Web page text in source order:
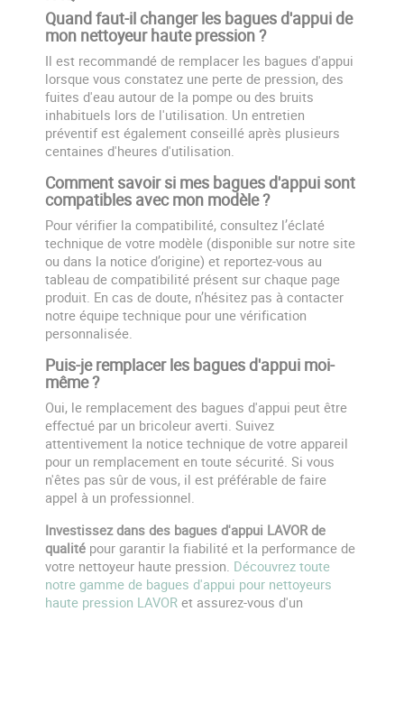
Quand faut-il changer les bagues d'appui de
mon nettoyeur haute pression ?
Il est recommandé de remplacer les bagues d'appui
lorsque vous constatez une perte de pression, des
fuites d'eau autour de la pompe ou des bruits
inhabituels lors de l'utilisation. Un entretien
préventif est également conseillé après plusieurs
centaines d'heures d'utilisation.
Comment savoir si mes bagues d'appui sont
compatibles avec mon modèle ?
Pour vérifier la compatibilité, consultez l’éclaté
technique de votre modèle (disponible sur notre site
ou dans la notice d’origine) et reportez-vous au
tableau de compatibilité présent sur chaque page
produit. En cas de doute, n’hésitez pas à contacter
notre équipe technique pour une vérification
personnalisée.
Puis-je remplacer les bagues d'appui moi-
même ?
Oui, le remplacement des bagues d'appui peut être
effectué par un bricoleur averti. Suivez
attentivement la notice technique de votre appareil
pour un remplacement en toute sécurité. Si vous
n'êtes pas sûr de vous, il est préférable de faire
appel à un professionnel.
Investissez dans des bagues d'appui LAVOR de
qualité pour garantir la fiabilité et la performance de
votre nettoyeur haute pression. Découvrez toute
notre gamme de bagues d'appui pour nettoyeurs
haute pression LAVOR et assurez-vous d'un